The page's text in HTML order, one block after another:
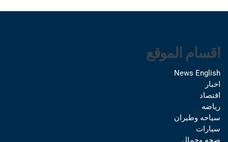
اقسام الموقع
News English
اخبار
اقتصاد
رياضه
سياحه وطيران
سيارات
صحه وجمال